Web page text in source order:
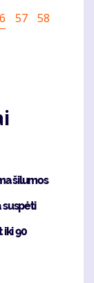
Puslapis
57 Puslapis
58
šilumos
suspėti
iki 90